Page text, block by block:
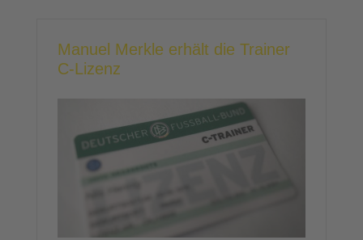
Manuel Merkle erhält die Trainer
C-Lizenz